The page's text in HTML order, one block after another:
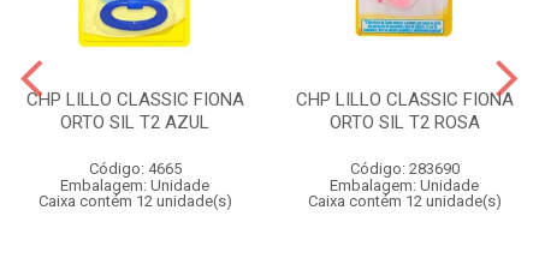
CHP LILLO CLASSIC FIONA
ORTO SIL T2 AZUL
Código: 4665
Embalagem: Unidade
Caixa contém 12 unidade(s)
CHP LILLO CLASSIC FIONA
ORTO SIL T2 ROSA
Código: 283690
Embalagem: Unidade
Caixa contém 12 unidade(s)